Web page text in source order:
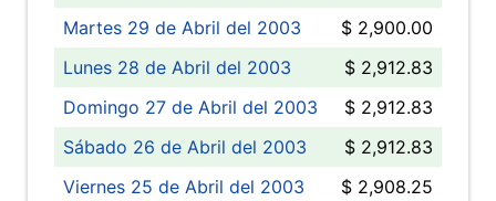
Martes 29 de Abril del 2003
$ 2,900.00
Lunes 28 de Abril del 2003
$ 2,912.83
Domingo 27 de Abril del 2003
$ 2,912.83
Sábado 26 de Abril del 2003
$ 2,912.83
Viernes 25 de Abril del 2003
$ 2,908.25